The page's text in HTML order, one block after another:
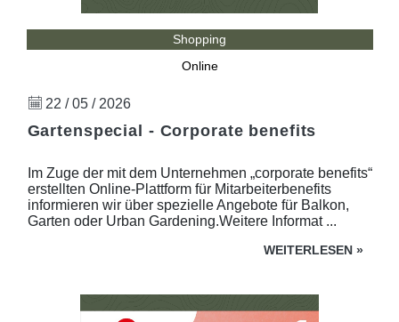
Shopping
Online
22 / 05 / 2026
Gartenspecial - Corporate benefits
Im Zuge der mit dem Unternehmen „corporate benefits“
erstellten Online-Plattform für Mitarbeiterbenefits
informieren wir über spezielle Angebote für Balkon,
Garten oder Urban Gardening.Weitere Informat ...
WEITERLESEN »